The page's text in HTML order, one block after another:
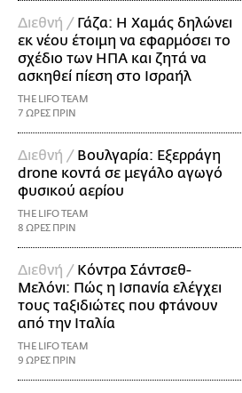
Διεθνή / Γάζα: Η Χαμάς δηλώνει
εκ νέου έτοιμη να εφαρμόσει το
σχέδιο των ΗΠΑ και ζητά να
ασκηθεί πίεση στο Ισραήλ
THE LIFO TEAM
7 ΩΡΕΣ ΠΡΙΝ
Διεθνή / Βουλγαρία: Εξερράγη
drone κοντά σε μεγάλο αγωγό
φυσικού αερίου
THE LIFO TEAM
8 ΩΡΕΣ ΠΡΙΝ
Διεθνή / Κόντρα Σάντσεθ-
Μελόνι: Πώς η Ισπανία ελέγχει
τους ταξιδιώτες που φτάνουν
από την Ιταλία
THE LIFO TEAM
9 ΩΡΕΣ ΠΡΙΝ